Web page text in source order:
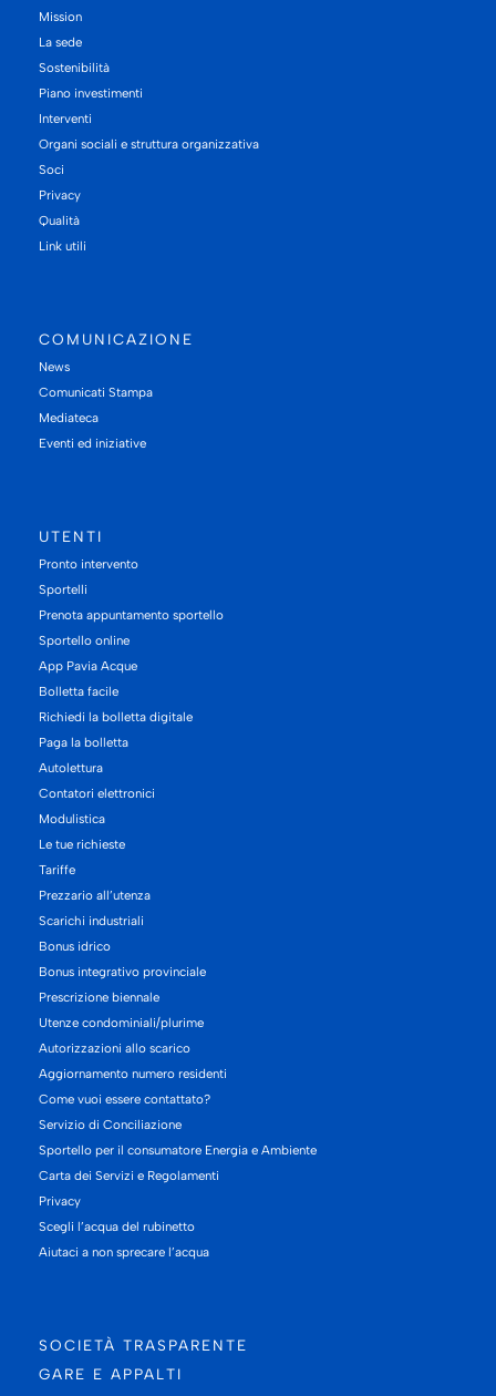
Mission
La sede
Sostenibilità
Piano investimenti
Interventi
Organi sociali e struttura organizzativa
Soci
Privacy
Qualità
Link utili
COMUNICAZIONE
News
Comunicati Stampa
Mediateca
Eventi ed iniziative
UTENTI
Pronto intervento
Sportelli
Prenota appuntamento sportello
Sportello online
App Pavia Acque
Bolletta facile
Richiedi la bolletta digitale
Paga la bolletta
Autolettura
Contatori elettronici
Modulistica
Le tue richieste
Tariffe
Prezzario all’utenza
Scarichi industriali
Bonus idrico
Bonus integrativo provinciale
Prescrizione biennale
Utenze condominiali/plurime
Autorizzazioni allo scarico
Aggiornamento numero residenti
Come vuoi essere contattato?
Servizio di Conciliazione
Sportello per il consumatore Energia e Ambiente
Carta dei Servizi e Regolamenti
Privacy
Scegli l’acqua del rubinetto
Aiutaci a non sprecare l’acqua
SOCIETÀ TRASPARENTE
GARE E APPALTI